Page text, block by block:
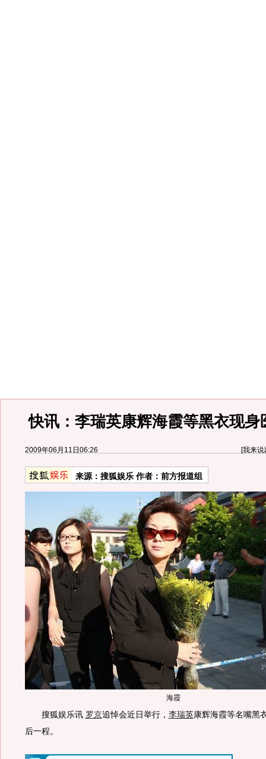
快讯：李瑞英康辉海霞等黑衣现身
2009年06月11日06:26 [我来说
来源： 搜狐娱乐作者：前方报道组
海霞
搜狐娱乐讯 罗京追悼会近日举行， 李瑞英康辉海霞等名嘴黑
后一程。